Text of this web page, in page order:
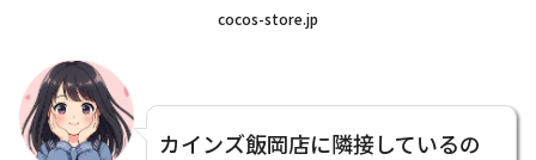
cocos-store.jp
カインズ飯岡店に隣接しているの